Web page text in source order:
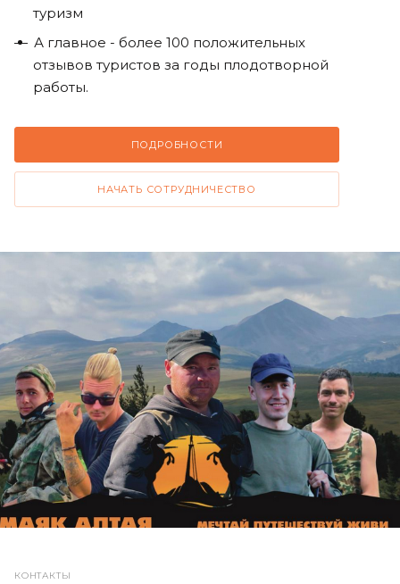
туризм
А главное - более 100 положительных
отзывов туристов за годы плодотворной
работы.
ПОДРОБНОСТИ
НАЧАТЬ СОТРУДНИЧЕСТВО
КОНТАКТЫ